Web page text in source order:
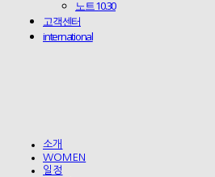
노트 10.30
고객센터
international
소개
WOMEN
일정